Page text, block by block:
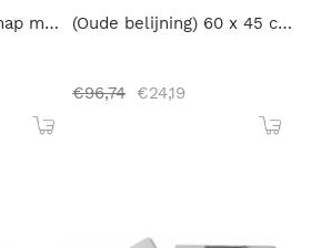
Magnetisch coachmap met klip Basketbal (Oude belijning) 60 x 45 cm - Magnetisch coachbord basketbal
€96,74 €24,19